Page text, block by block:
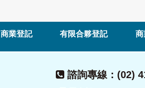
商業登記 有限合夥登記 商
諮詢專線：(02)